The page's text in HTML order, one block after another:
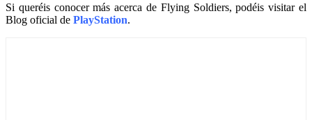
Si queréis conocer más acerca de Flying Soldiers, podéis visitar el
Blog oficial de PlayStation.